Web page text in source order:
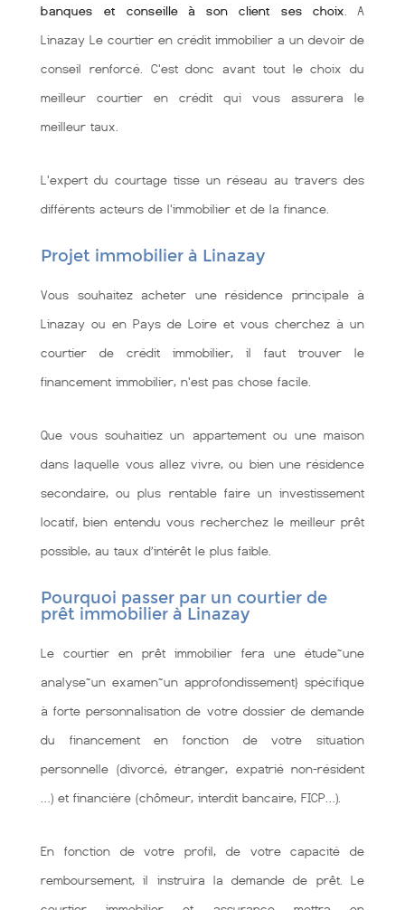
banques et conseille à son client ses choix . A
Linazay Le courtier en crédit immobilier a un devoir de
conseil renforcé. C'est donc avant tout le choix du
meilleur courtier en crédit qui vous assurera le
meilleur taux.
L'expert du courtage tisse un réseau au travers des
différents acteurs de l'immobilier et de la finance.
Projet immobilier à Linazay
Vous souhaitez acheter une résidence principale à
Linazay ou en Pays de Loire et vous cherchez à un
courtier de crédit immobilier, il faut trouver le
financement immobilier, n'est pas chose facile.
Que vous souhaitiez un appartement ou une maison
dans laquelle vous allez vivre, ou bien une résidence
secondaire, ou plus rentable faire un investissement
locatif, bien entendu vous recherchez le meilleur prêt
possible, au taux d’intérêt le plus faible.
Pourquoi passer par un courtier de
prêt immobilier à Linazay
Le courtier en prêt immobilier fera une étude~une
analyse~un examen~un approfondissement} spécifique
à forte personnalisation de votre dossier de demande
du financement en fonction de votre situation
personnelle (divorcé, étranger, expatrié non-résident
…) et financière (chômeur, interdit bancaire, FICP…).
En fonction de votre profil, de votre capacité de
remboursement, il instruira la demande de prêt. Le